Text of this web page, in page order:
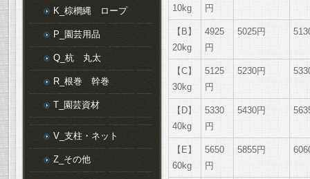
10kg 円
【B】
20kg
4925
円
5025円
【C】
30kg
5125
円
5230円
【D】
40kg
5330
円
5430円
【E】
60kg
5650
円
5855円
K_棕櫚縄 ロープ
P_園芸用品
Q_杭 丸太
R_根巻 幹巻
T_園芸資材
V_支柱・ネット
Z_その他